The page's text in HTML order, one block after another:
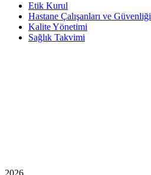
Etik Kurul
Hastane Çalışanları ve Güvenliği
Kalite Yönetimi
Sağlık Takvimi
2026